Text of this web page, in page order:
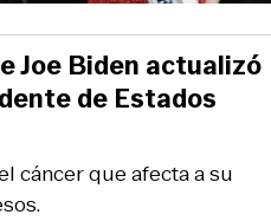
cáncer que afecta a su
Joe Biden actualizó
de Estados